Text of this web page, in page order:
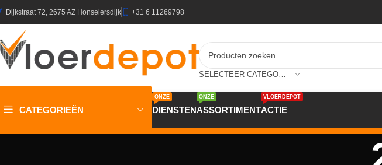
Dijkstraat 72, 2675 AZ Honselersdijk +31 6 11269798
CATEGORIEËN DIENSTEN
ONZE
ASSORTIMENT
ONZE
ACTIE
VLOERDEPOT